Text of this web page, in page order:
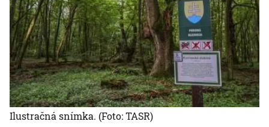
Ilustračná snímka. (Foto: TASR)